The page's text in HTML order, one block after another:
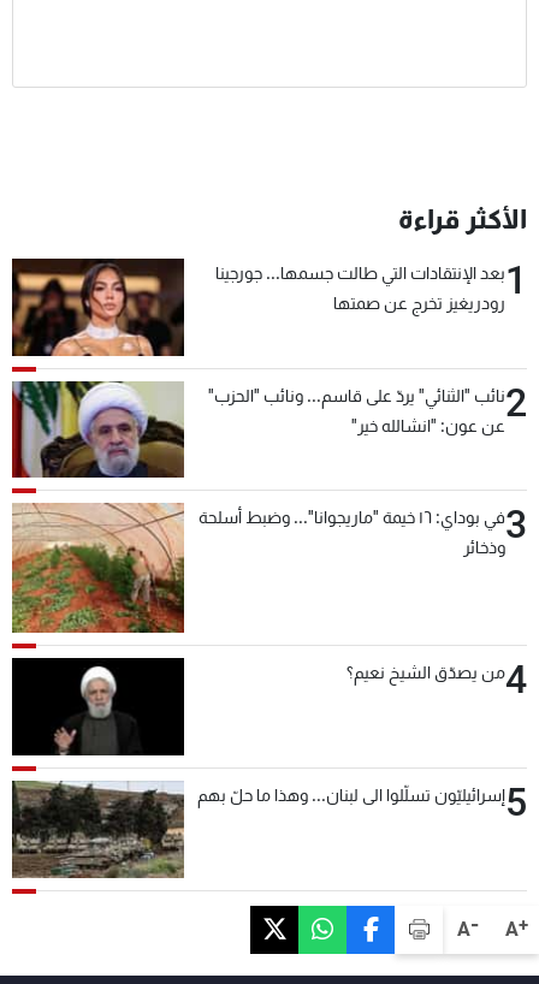
A+
A-
الأكثر قراءة
1بعد الإنتقادات التي طالت جسمها... جورجينا
رودريغيز تخرج عن صمتها
2نائب "الثنائي" يردّ على قاسم... ونائب "الحزب"
عن عون: "انشالله خير"
3
في بوداي: ١٦ خيمة "ماريجوانا"... وضبط أسلحة
وذخائر
4من يصدّق الشيخ نعيم؟
5إسرائيليّون تسلّلوا الى لبنان... وهذا ما حلّ بهم